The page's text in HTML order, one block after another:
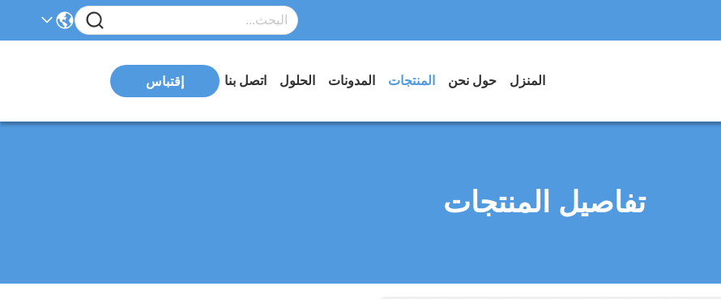
المنزل حول نحن المنتجات المدونات الحلول اتصل بنا إقتباس
تفاصيل المنتجات